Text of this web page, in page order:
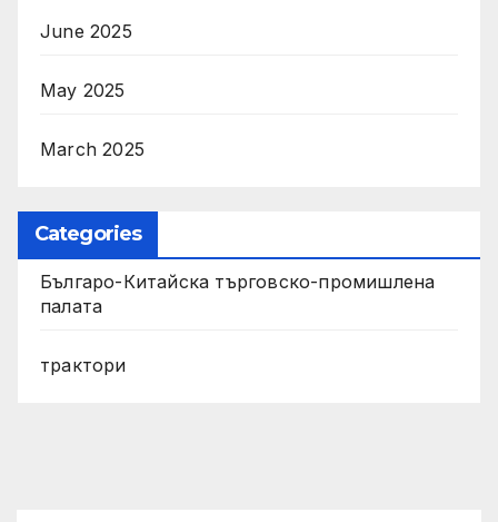
June 2025
May 2025
March 2025
Categories
Българо-Китайска търговско-промишлена
палата
трактори